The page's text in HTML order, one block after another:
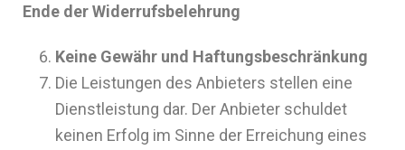
Ende der Widerrufsbelehrung
Keine Gewähr und Haftungsbeschränkung
Die Leistungen des Anbieters stellen eine
Dienstleistung dar. Der Anbieter schuldet
keinen Erfolg im Sinne der Erreichung eines